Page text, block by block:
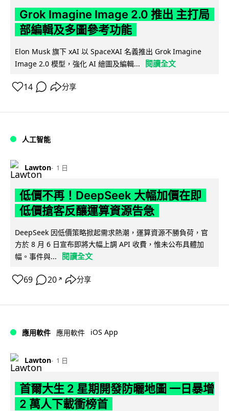
Grok Imagine Image 2.0 推出 主打局
部編輯及多圖參考功能
Elon Musk 旗下 xAI 以 SpaceXAI 名義推出 Grok Imagine
Image 2.0 模型，強化 AI 繪圖及編輯...
閱讀全文
14 分享
人工智能
Lawton 1 日
低價不再！DeepSeek 大幅加價在即
低價搶客反釀運算資源告急
DeepSeek 因低價策略掀起需求熱潮，運算資源不勝負荷，官
方於 8 月 6 日宣布即將大幅上調 API 收費，惟未公布具體加
幅。事件與...
閱讀全文
69 20 ↗ 分享
應用軟件 應用軟件 iOS App
Lawton 1 日
首爾大生 2 星期開發防曬地圖 一日暴增
2 萬人下載衝榜首